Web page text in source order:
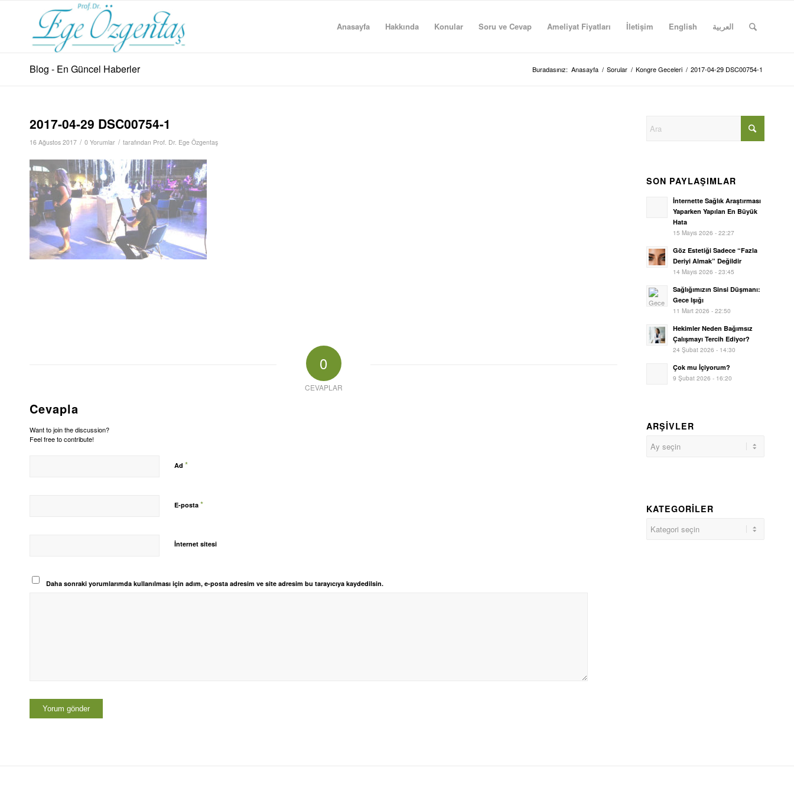
Anasayfa Hakkında Konular Soru ve Cevap Ameliyat Fiyatları İletişim English العربية
Blog - En Güncel Haberler Buradasınız: Anasayfa / Sorular / Kongre Geceleri / 2017-04-29 DSC00754-1
2017-04-29 DSC00754-1
16 Ağustos 2017 / 0 Yorumlar / tarafından Prof. Dr. Ege Özgentaş
0
CEVAPLAR
Cevapla
Want to join the discussion?
Feel free to contribute!
Ad *
E-posta *
İnternet sitesi
Daha sonraki yorumlarımda kullanılması için adım, e-posta adresim ve site adresim bu tarayıcıya kaydedilsin.
SON PAYLAŞIMLAR
İnternette Sağlık Araştırması
Yaparken Yapılan En Büyük
Hata
15 Mayıs 2026 - 22:27
Göz Estetiği Sadece “Fazla
Deriyi Almak” Değildir
14 Mayıs 2026 - 23:45
Sağlığımızın Sinsi Düşmanı:
Gece Işığı
11 Mart 2026 - 22:50
Hekimler Neden Bağımsız
Çalışmayı Tercih Ediyor?
24 Şubat 2026 - 14:30
Çok mu İçiyorum?
9 Şubat 2026 - 16:20
ARŞIVLER
KATEGORILER